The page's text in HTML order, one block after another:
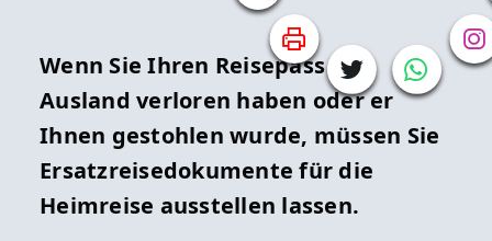
Wenn Sie Ihren Reisepass im
Ausland verloren haben oder er
Ihnen gestohlen wurde, müssen Sie
Ersatzreisedokumente für die
Heimreise ausstellen lassen.